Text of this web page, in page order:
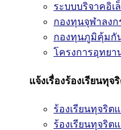
ระบบบริจาคอิเ
กองทุนจุฬาลง
กองทุนภูมิคุ้มกั
โครงการอุทยา
แจ้งเรื่องร้องเรียนทุจ
ร้องเรียนทุจริต
ร้องเรียนทุจริต